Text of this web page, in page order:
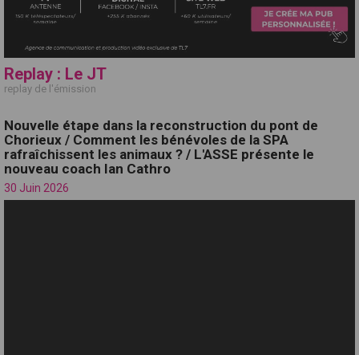
Replay : Le JT
replay de l'émission
Nouvelle étape dans la reconstruction du pont de
Chorieux / Comment les bénévoles de la SPA
rafraîchissent les animaux ? / L'ASSE présente le
nouveau coach Ian Cathro
30 Juin 2026